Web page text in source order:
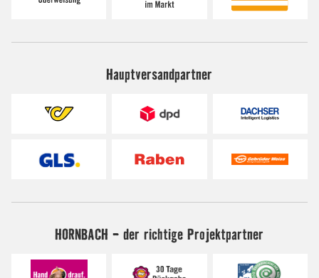
Hauptversandpartner
HORNBACH - der richtige Projektpartner